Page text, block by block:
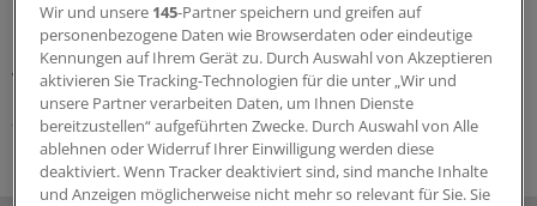
Promotion, wenn sie längst im Berufsleben stehen. Was
bei einer erfolgreichen Dissertation helfen kann und
welche Stolpersteine es gibt.
20.07.2026
Wir und unsere 145-Partner speichern und greifen auf
personenbezogene Daten wie Browserdaten oder eindeutige
Kennungen auf Ihrem Gerät zu. Durch Auswahl von Akzeptieren
aktivieren Sie Tracking-Technologien für die unter „Wir und
unsere Partner verarbeiten Daten, um Ihnen Dienste
bereitzustellen“ aufgeführten Zwecke. Durch Auswahl von Alle
ablehnen oder Widerruf Ihrer Einwilligung werden diese
deaktiviert. Wenn Tracker deaktiviert sind, sind manche Inhalte
und Anzeigen möglicherweise nicht mehr so relevant für Sie. Sie